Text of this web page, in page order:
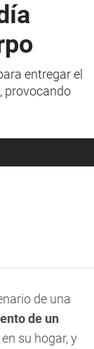
entregar el
provocando
de una
de un
su hogar, y